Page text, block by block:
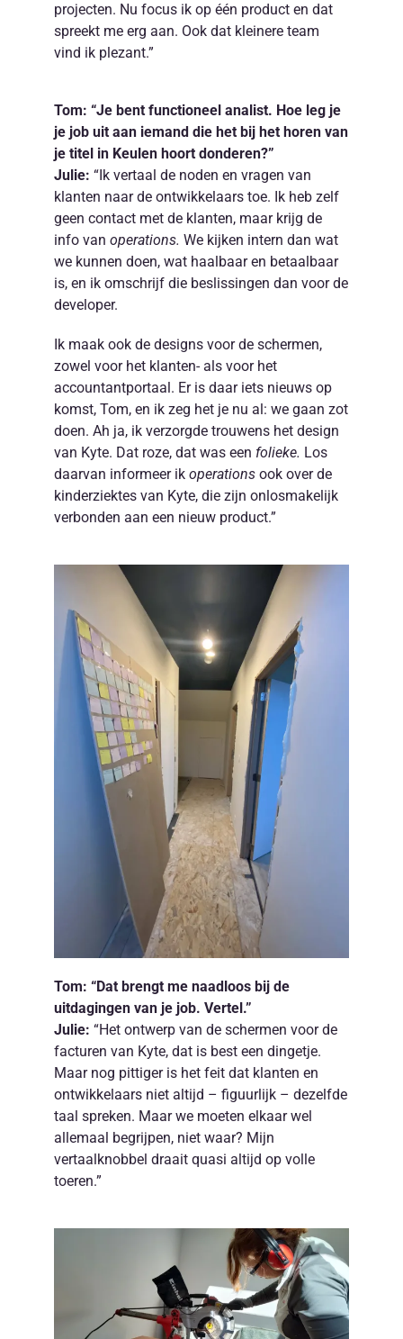
projecten. Nu focus ik op één product en dat
spreekt me erg aan. Ook dat kleinere team
vind ik plezant.”
Tom: “Je bent functioneel analist. Hoe leg je
je job uit aan iemand die het bij het horen van
je titel in Keulen hoort donderen?”
Julie: “Ik vertaal de noden en vragen van
klanten naar de ontwikkelaars toe. Ik heb zelf
geen contact met de klanten, maar krijg de
info van operations. We kijken intern dan wat
we kunnen doen, wat haalbaar en betaalbaar
is, en ik omschrijf die beslissingen dan voor de
developer.
Ik maak ook de designs voor de schermen,
zowel voor het klanten- als voor het
accountantportaal. Er is daar iets nieuws op
komst, Tom, en ik zeg het je nu al: we gaan zot
doen. Ah ja, ik verzorgde trouwens het design
van Kyte. Dat roze, dat was een folieke. Los
daarvan informeer ik operations ook over de
kinderziektes van Kyte, die zijn onlosmakelijk
verbonden aan een nieuw product.”
Tom: “Dat brengt me naadloos bij de
uitdagingen van je job. Vertel.”
Julie: “Het ontwerp van de schermen voor de
facturen van Kyte, dat is best een dingetje.
Maar nog pittiger is het feit dat klanten en
ontwikkelaars niet altijd – figuurlijk – dezelfde
taal spreken. Maar we moeten elkaar wel
allemaal begrijpen, niet waar? Mijn
vertaalknobbel draait quasi altijd op volle
toeren.”